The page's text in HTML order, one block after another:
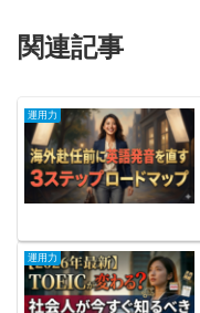
関連記事
運用力
運用力